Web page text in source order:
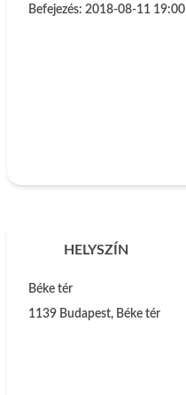
Befejezés: 2018-08-11 19:00
HELYSZÍN
Béke tér
1139 Budapest, Béke tér